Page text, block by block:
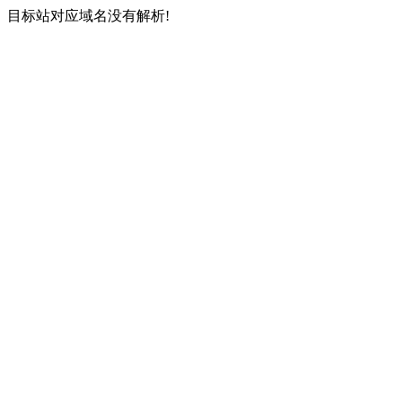
目标站对应域名没有解析!